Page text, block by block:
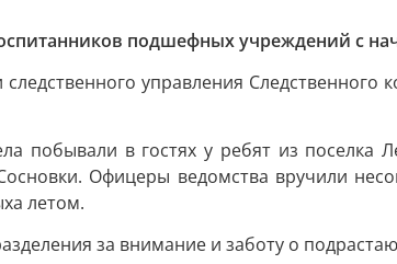
подшефных учреждений с
управления
побывали в гостях у ребят из поселка
Офицеры ведомства вручили
летом.
за внимание и заботу о